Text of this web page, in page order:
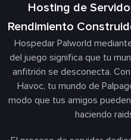
Hosting de
Rendimiento
Hospedar Palworld
del juego significa que tu
anfitrión se desconecta.
Havoc, tu mundo de
modo que tus amigos
haciendo